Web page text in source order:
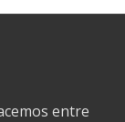
entre